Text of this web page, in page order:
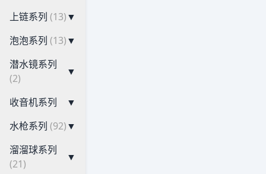
上链系列 (13)▼
泡泡系列 (13)▼
潜水镜系列
(2)
▼
收音机系列
▼
水枪系列 (92)▼
溜溜球系列
(21)
▼